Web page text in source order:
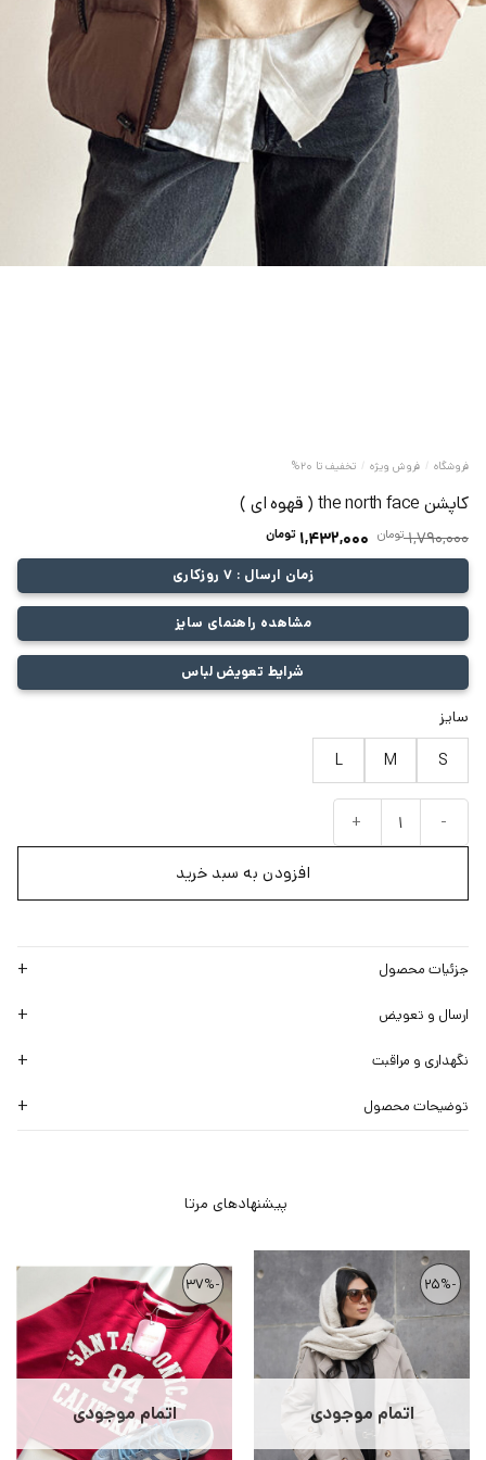
فروشگاه / فروش ویژه / تخفیف تا 20%
کاپشن the north face ( قهوه ای )
1,790,000 تومان قیمت
اصلی:
1,790,000 تومان
بود.
1,432,000 تومانقیمت
فعلی:
1,432,000 تومان.زمان ارسال : 7 روزکاری
مشاهده راهنمای سایز
شرایط تعویض لباس
سایز
M
افزودن به سبد خرید
جزئیات محصول
ارسال و تعویض
نگهداری و مراقبت
توضیحات محصول
اتمام موجودی
-37%
اتمام موجودی